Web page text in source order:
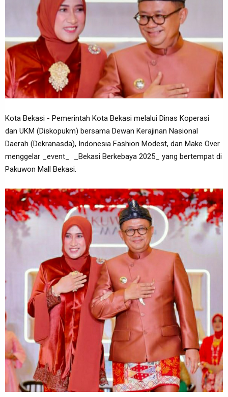
Kota Bekasi - Pemerintah Kota Bekasi melalui Dinas Koperasi
dan UKM (Diskopukm) bersama Dewan Kerajinan Nasional
Daerah (Dekranasda), Indonesia Fashion Modest, dan Make Over
menggelar _event_ _Bekasi Berkebaya 2025_ yang bertempat di
Pakuwon Mall Bekasi.